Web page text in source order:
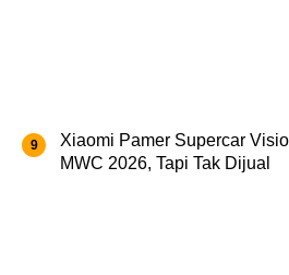
Xiaomi Pamer Supercar
MWC 2026, Tapi Tak Dijual